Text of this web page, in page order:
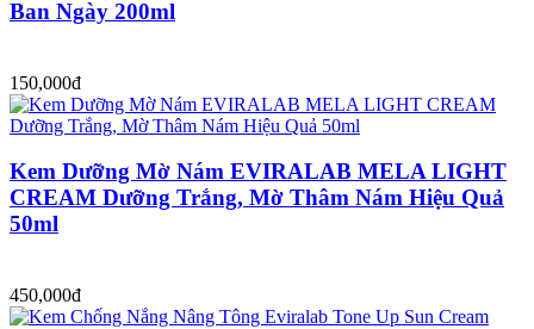
Ban Ngày 200ml
150,000đ
Kem Dưỡng Mờ Nám EVIRALAB MELA LIGHT
CREAM Dưỡng Trắng, Mờ Thâm Nám Hiệu Quả
50ml
450,000đ